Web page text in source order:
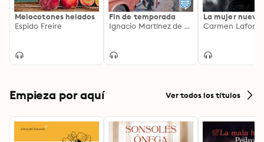
Melocotones helados
Espido Freire
Fin de temporada
Ignacio Martínez de Pisón
La mujer nueva
Carmen Laforet
Empieza por aquí Ver todos los títulos